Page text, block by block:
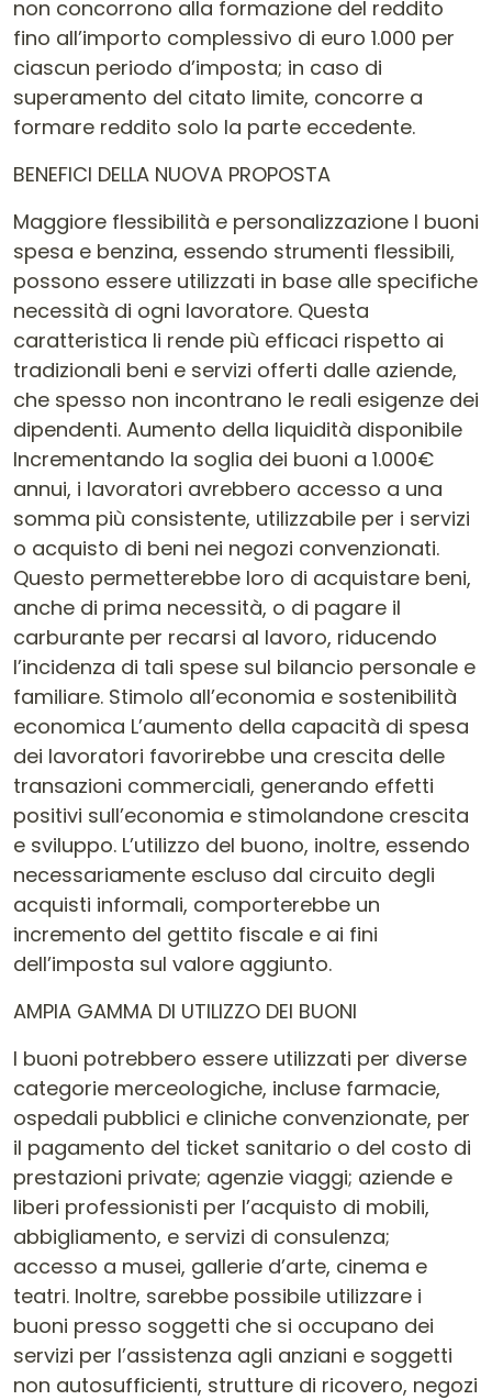
non concorrono alla formazione del reddito
fino all’importo complessivo di euro 1.000 per
ciascun periodo d’imposta; in caso di
superamento del citato limite, concorre a
formare reddito solo la parte eccedente.
BENEFICI DELLA NUOVA PROPOSTA
Maggiore flessibilità e personalizzazione I buoni
spesa e benzina, essendo strumenti flessibili,
possono essere utilizzati in base alle specifiche
necessità di ogni lavoratore. Questa
caratteristica li rende più efficaci rispetto ai
tradizionali beni e servizi offerti dalle aziende,
che spesso non incontrano le reali esigenze dei
dipendenti. Aumento della liquidità disponibile
Incrementando la soglia dei buoni a 1.000€
annui, i lavoratori avrebbero accesso a una
somma più consistente, utilizzabile per i servizi
o acquisto di beni nei negozi convenzionati.
Questo permetterebbe loro di acquistare beni,
anche di prima necessità, o di pagare il
carburante per recarsi al lavoro, riducendo
l’incidenza di tali spese sul bilancio personale e
familiare. Stimolo all’economia e sostenibilità
economica L’aumento della capacità di spesa
dei lavoratori favorirebbe una crescita delle
transazioni commerciali, generando effetti
positivi sull’economia e stimolandone crescita
e sviluppo. L’utilizzo del buono, inoltre, essendo
necessariamente escluso dal circuito degli
acquisti informali, comporterebbe un
incremento del gettito fiscale e ai fini
dell’imposta sul valore aggiunto.
AMPIA GAMMA DI UTILIZZO DEI BUONI
I buoni potrebbero essere utilizzati per diverse
categorie merceologiche, incluse farmacie,
ospedali pubblici e cliniche convenzionate, per
il pagamento del ticket sanitario o del costo di
prestazioni private; agenzie viaggi; aziende e
liberi professionisti per l’acquisto di mobili,
abbigliamento, e servizi di consulenza;
accesso a musei, gallerie d’arte, cinema e
teatri. Inoltre, sarebbe possibile utilizzare i
buoni presso soggetti che si occupano dei
servizi per l’assistenza agli anziani e soggetti
non autosufficienti, strutture di ricovero, negozi